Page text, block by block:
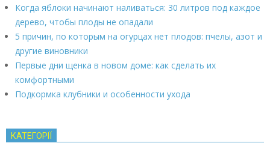
Когда яблоки начинают наливаться: 30 литров под каждое
дерево, чтобы плоды не опадали
5 причин, по которым на огурцах нет плодов: пчелы, азот и
другие виновники
Первые дни щенка в новом доме: как сделать их
комфортными
Подкормка клубники и особенности ухода
КАТЕГОРІЇ